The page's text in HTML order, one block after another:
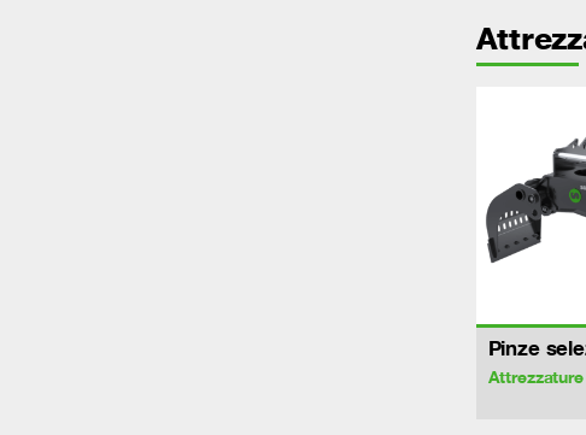
Pinze